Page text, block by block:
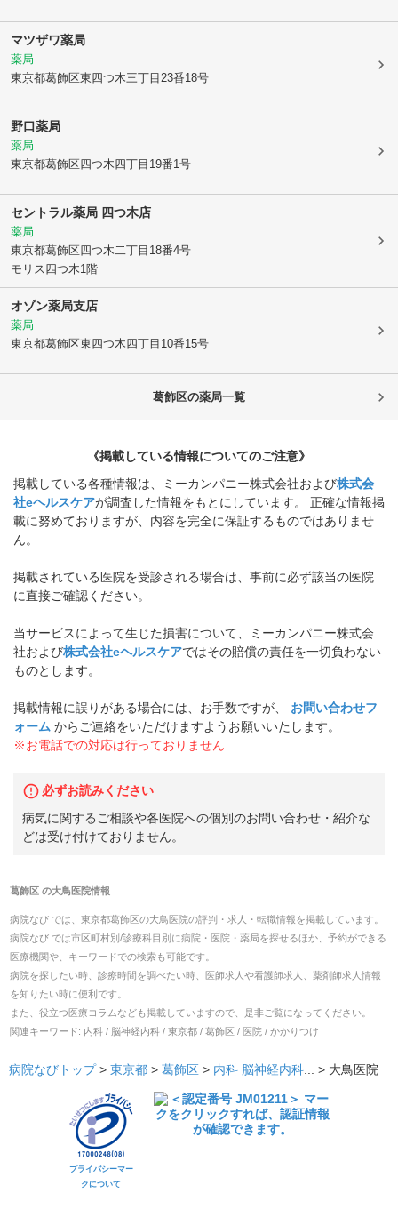
マツザワ薬局
薬局
東京都葛飾区東四つ木三丁目23番18号
野口薬局
薬局
東京都葛飾区 四つ木四丁目19番1号
セントラル薬局 四つ木店
薬局
東京都葛飾区 四つ木二丁目18番4号
モリス四つ木1階
オゾン薬局支店
薬局
東京都葛飾区東四つ木四丁目10番15号
葛飾区の薬局一覧
《掲載している情報についてのご注意》
掲載している各種情報は、ミーカンパニー株式会社および株式会
社eヘルスケアが調査した情報をもとにしています。 正確な情報掲
載に努めておりますが、内容を完全に保証するものではありませ
ん。
掲載されている医院を受診される場合は、事前に必ず該当の医院
に直接ご確認ください。
当サービスによって生じた損害について、ミーカンパニー株式会
社および株式会社eヘルスケアではその賠償の責任を一切負わない
ものとします。
掲載情報に誤りがある場合には、お手数ですが、
お問い合わせフ
ォーム からご連絡をいただけますようお願いいたします。
※お電話での対応は行っておりません
必ずお読みください
病気に関するご相談や各医院への個別のお問い合わせ・紹介な
どは受け付けておりません。
葛飾区 の大鳥医院情報
病院なび では、 東京都葛飾区の大鳥医院の評判・求人・転職情報を掲載しています。
病院なび では市区町村別/診療科目別に病院・医院・薬局を探せるほか、予約ができる
医療機関や、キーワードでの検索も可能です。
病院を探したい時、診療時間を調べたい時、医師求人や看護師求人、薬剤師求人情報
を知りたい時に便利です。
また、役立つ医療コラムなども掲載していますので、是非ご覧になってください。
関連キーワード: 内科 / 脳神経内科 / 東京都 / 葛飾区 / 医院 / かかりつけ
病院なびトップ > 東京都 > 葛飾区 > 内科 脳神経内科 ... > 大鳥医院
プライバシーマー
クについて